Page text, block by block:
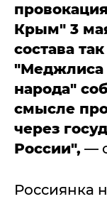
Крым" 3
состава
"Меджлиса
народа"
смысле
через
России", —
Россиянка